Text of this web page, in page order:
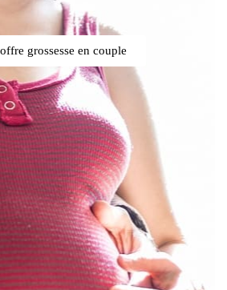
grossesse en couple